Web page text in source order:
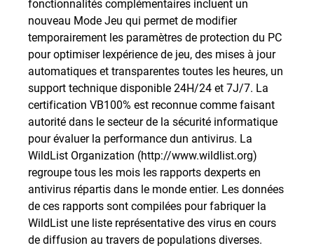
fonctionnalités complémentaires incluent un
nouveau Mode Jeu qui permet de modifier
temporairement les paramètres de protection du PC
pour optimiser lexpérience de jeu, des mises à jour
automatiques et transparentes toutes les heures, un
support technique disponible 24H/24 et 7J/7. La
certification VB100% est reconnue comme faisant
autorité dans le secteur de la sécurité informatique
pour évaluer la performance dun antivirus. La
WildList Organization (http://www.wildlist.org)
regroupe tous les mois les rapports dexperts en
antivirus répartis dans le monde entier. Les données
de ces rapports sont compilées pour fabriquer la
WildList une liste représentative des virus en cours
de diffusion au travers de populations diverses.